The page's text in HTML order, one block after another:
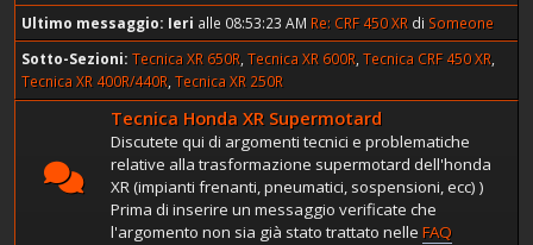
Ultimo messaggio: Ieri alle 08:53:23 AM Re: CRF 450 XR di Someone
Sotto-Sezioni Tecnica XR 650R Tecnica XR 600R Tecnica CRF 450 XR
Tecnica XR 400R/440R Tecnica XR 250R
Tecnica Honda XR Supermotard
Discutete qui di argomenti tecnici e problematiche
relative alla trasformazione supermotard dell'honda
XR (impianti frenanti, pneumatici, sospensioni, ecc) )
Prima di inserire un messaggio verificate che
l'argomento non sia già stato trattato nelle FAQ